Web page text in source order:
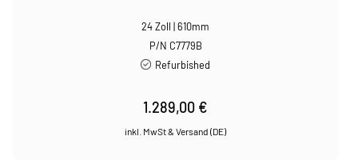
24 Zoll | 610mm
P/N C7779B
Refurbished
1.289,00 €